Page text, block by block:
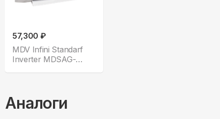
57,300 ₽
MDV Infini Standarf
Inverter MDSAG-
Аналоги